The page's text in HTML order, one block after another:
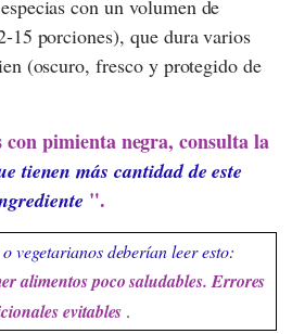
con un volumen de
15 porciones), que dura varios
(oscuro, fresco y protegido de
con pimienta negra, consulta la
tienen más cantidad de este
".
vegetarianos deberían leer esto:
alimentos poco saludables. Errores
evitables .